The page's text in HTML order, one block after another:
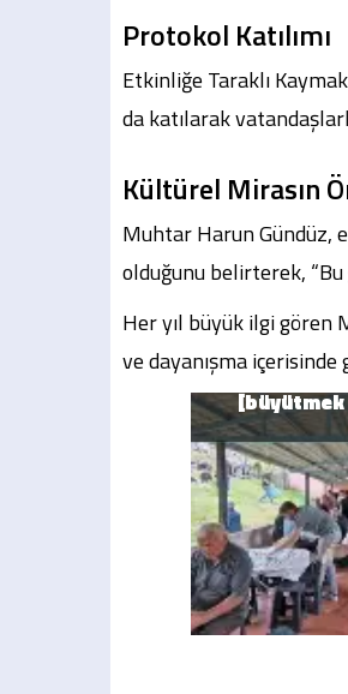
Protokol Katılımı
Etkinliğe Taraklı
da katılarak
Kültürel Mirasın
Muhtar Harun Gündüz,
olduğunu belirterek, “Bu
Her yıl büyük ilgi gören
ve dayanışma içerisinde